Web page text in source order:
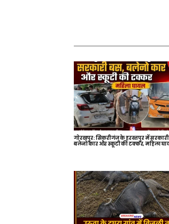
गोरखपुर: सिकरीगंज के हरदत्तपुर में
बलेनो कार और स्कूटी की टक्कर, महिला